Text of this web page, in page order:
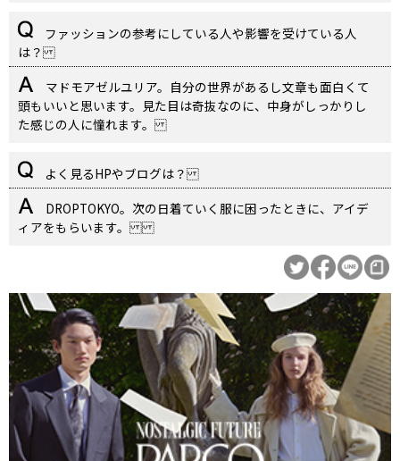
ファッションの参考にしている人や影響を受けている人
は？
マドモアゼルユリア。自分の世界があるし文章も面白くて
頭もいいと思います。見た目は奇抜なのに、中身がしっかりし
た感じの人に憧れます。
よく見るHPやブログは？
DROPTOKYO。次の日着ていく服に困ったときに、アイデ
ィアをもらいます。